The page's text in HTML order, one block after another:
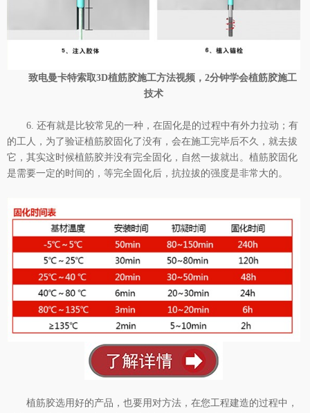
致电曼卡特索取3D植筋胶施工方法视频，2分钟学会植筋胶施工
技术
6. 还有就是比较常见的一种，在固化是的过程中有外力拉动；有
的工人，为了验证植筋胶固化了没有，会在施工完毕后不久，就去拔
它，其实这时候植筋胶并没有完全固化，自然一拔就出。植筋胶固化
是需要一定的时间的，等完全固化后，抗拉拔的强度是非常大的。
植筋胶选用好的产品，也要用对方法，在您工程建造的过程中，